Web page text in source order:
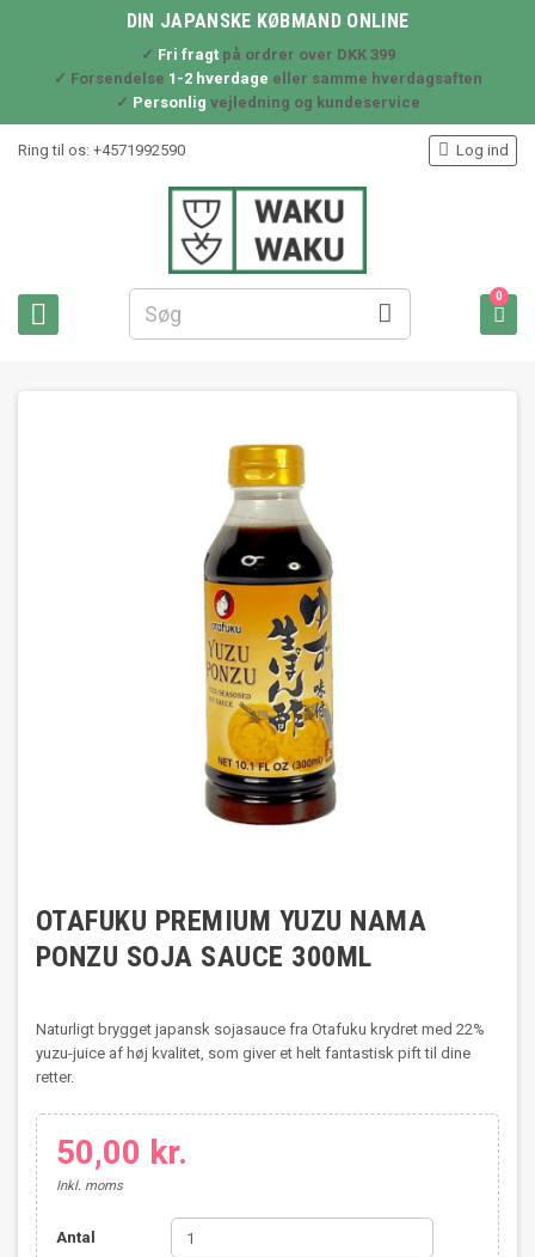
DIN JAPANSKE KØBMAND ONLINE
✓ Fri fragtpå ordrer over DKK 399
✓ Forsendelse 1-2 hverdage eller samme hverdagsaften
✓ Personlig vejledning og kundeservice
Ring til os: +4571992590
 
 Log ind

0
OTAFUKU PREMIUM YUZU NAMA
PONZU SOJA SAUCE 300ML
Naturligt brygget japansk sojasauce fra Otafuku krydret med 22%
yuzu-juice af høj kvalitet, som giver et helt fantastisk pift til dine
retter.
50,00 kr.
Inkl. moms
Antal